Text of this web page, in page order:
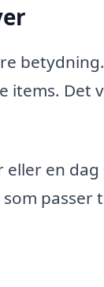
items. Det
en
passer